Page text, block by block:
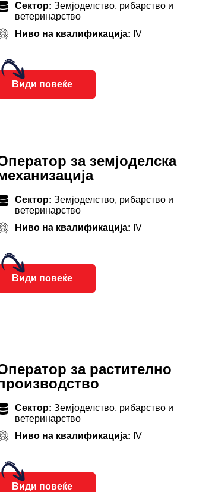
Сектор:Земјоделство, рибарство и
ветеринарство
Ниво на квалификација: IV
Види повеќе
за земјоделска
Сектор:Земјоделство, рибарство и
ветеринарство
Ниво на квалификација: IV
Види повеќе
за растително
Сектор:Земјоделство, рибарство и
ветеринарство
Ниво на квалификација: IV
Види повеќе